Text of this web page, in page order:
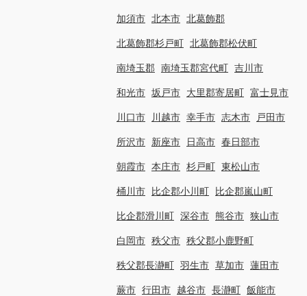
加須市 北本市 北葛飾郡
北葛飾郡杉戸町 北葛飾郡松伏町
南埼玉郡 南埼玉郡宮代町 吉川市
和光市 坂戸市 大里郡寄居町 富士見市
川口市 川越市 幸手市 志木市 戸田市
所沢市 新座市 日高市 春日部市
朝霞市 本庄市 杉戸町 東松山市
桶川市 比企郡小川町 比企郡嵐山町
比企郡滑川町 深谷市 熊谷市 狭山市
白岡市 秩父市 秩父郡小鹿野町
秩父郡長瀞町 羽生市 草加市 蓮田市
蕨市 行田市 越谷市 長瀞町 飯能市